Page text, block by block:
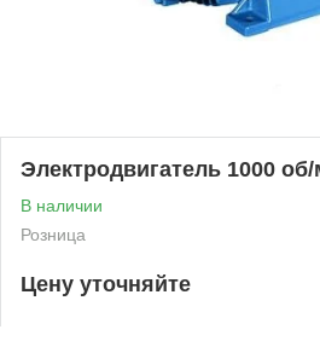
Электродвигатель 1000
В наличии
Розница
Цену уточняйте